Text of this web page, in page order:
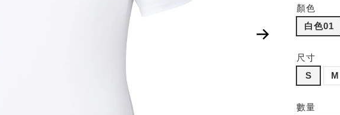
顏色
白色01
尺寸
S
M
數量